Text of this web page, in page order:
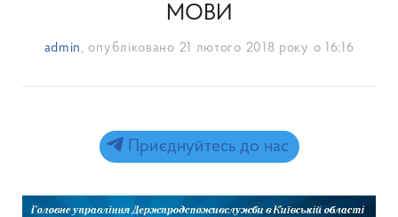
МОВИ
admin , опубліковано 21 лютого 2018 року о 16:16
Приєднуйтесь до нас